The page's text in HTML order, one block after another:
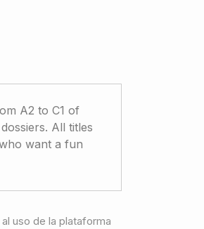
A2 to C1 of
All titles
want a fun
uso de la plataforma